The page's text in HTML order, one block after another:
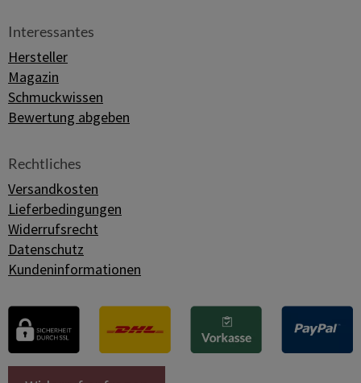
Interessantes
Hersteller
Magazin
Schmuckwissen
Bewertung abgeben
Rechtliches
Versandkosten
Lieferbedingungen
Widerrufsrecht
Datenschutz
Kundeninformationen